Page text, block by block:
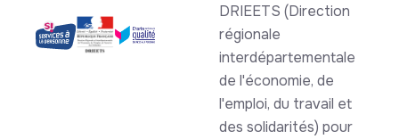
DRIEETS (Direction
régionale
interdépartementale
de l'économie, de
l'emploi, du travail et
des solidarités) pour